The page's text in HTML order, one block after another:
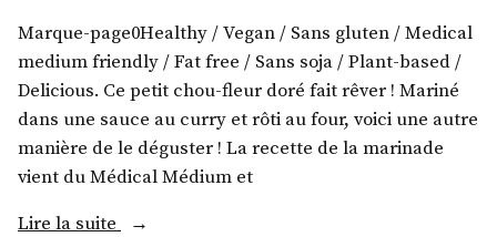
Marque-page0Healthy / Vegan / Sans gluten / Medical
medium friendly / Fat free / Sans soja / Plant-based /
Delicious. Ce petit chou-fleur doré fait rêver ! Mariné
dans une sauce au curry et rôti au four, voici une autre
manière de le déguster ! La recette de la marinade
vient du Médical Médium et
Lire la suite
« Un